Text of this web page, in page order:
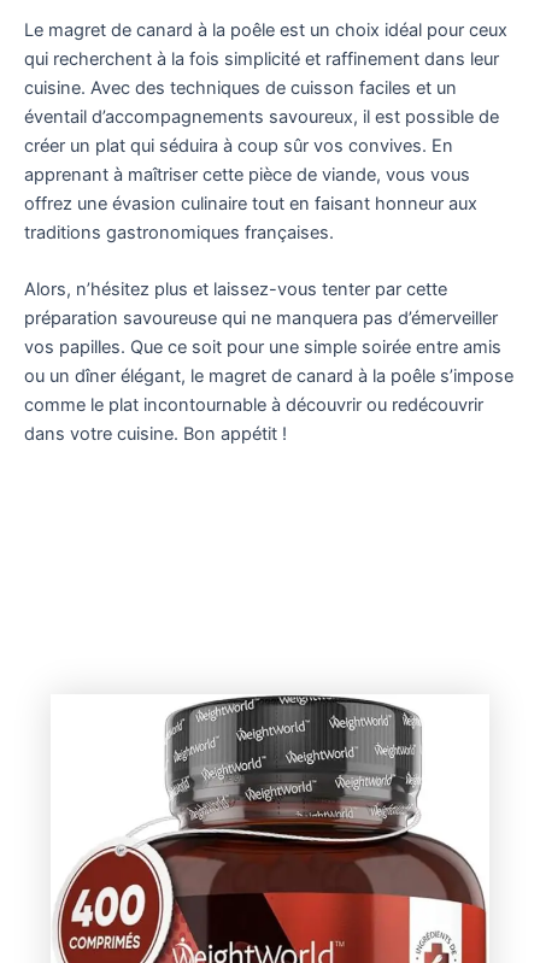
Le magret de canard à la poêle est un choix idéal pour ceux
qui recherchent à la fois simplicité et raffinement dans leur
cuisine. Avec des techniques de cuisson faciles et un
éventail d’accompagnements savoureux, il est possible de
créer un plat qui séduira à coup sûr vos convives. En
apprenant à maîtriser cette pièce de viande, vous vous
offrez une évasion culinaire tout en faisant honneur aux
traditions gastronomiques françaises.
Alors, n’hésitez plus et laissez-vous tenter par cette
préparation savoureuse qui ne manquera pas d’émerveiller
vos papilles. Que ce soit pour une simple soirée entre amis
ou un dîner élégant, le magret de canard à la poêle s’impose
comme le plat incontournable à découvrir ou redécouvrir
dans votre cuisine. Bon appétit !